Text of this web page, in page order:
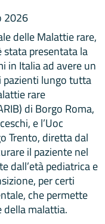
2026
delle Malattie rare,
stata presentata la
in Italia ad avere un
pazienti lungo tutta
rare
di Borgo Roma,
e l’Uoc
Trento, diretta dal
il paziente nel
dall’età pediatrica e
per certi
che permette
della malattia.